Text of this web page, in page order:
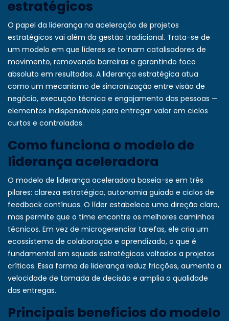
estratégicos
O papel da liderança na aceleração de projetos
estratégicos vai além da gestão tradicional. Trata-se de
um modelo em que líderes se tornam catalisadores de
movimento, removendo barreiras e garantindo foco
absoluto em resultados. A liderança estratégica atua
como um mecanismo de sincronização entre visão de
negócio, execução técnica e engajamento das pessoas —
elementos indispensáveis para entregar valor em ciclos
curtos e controlados.
Como funciona o modelo de
liderança aceleradora
O modelo de liderança aceleradora baseia-se em três
pilares: clareza estratégica, autonomia guiada e ciclos de
feedback contínuos. O líder estabelece uma direção clara,
mas permite que o time encontre os melhores caminhos
técnicos. Em vez de microgerenciar tarefas, ele cria um
ecossistema de colaboração e aprendizado, o que é
fundamental em squads estratégicos voltados a projetos
críticos. Essa forma de liderança reduz fricções, aumenta a
velocidade de tomada de decisão e amplia a qualidade
das entregas.
Principais benefícios do modelo